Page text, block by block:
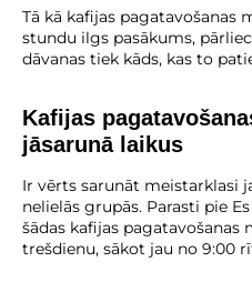
Tā kā kafijas pagatavošanas
stundu ilgs pasākums,
dāvanas tiek kāds, kas to
Kafijas
jāsarunā laikus
Ir vērts sarunāt meistarklasi
nelielās grupās. Parasti pie
šādas kafijas
trešdienu, sākot jau no 9:00